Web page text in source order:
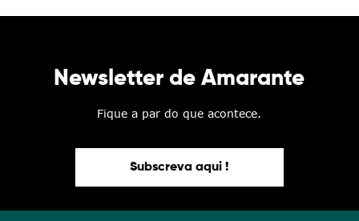
Newsletter de Amarante
Fique a par do que acontece.
Subscreva aqui !